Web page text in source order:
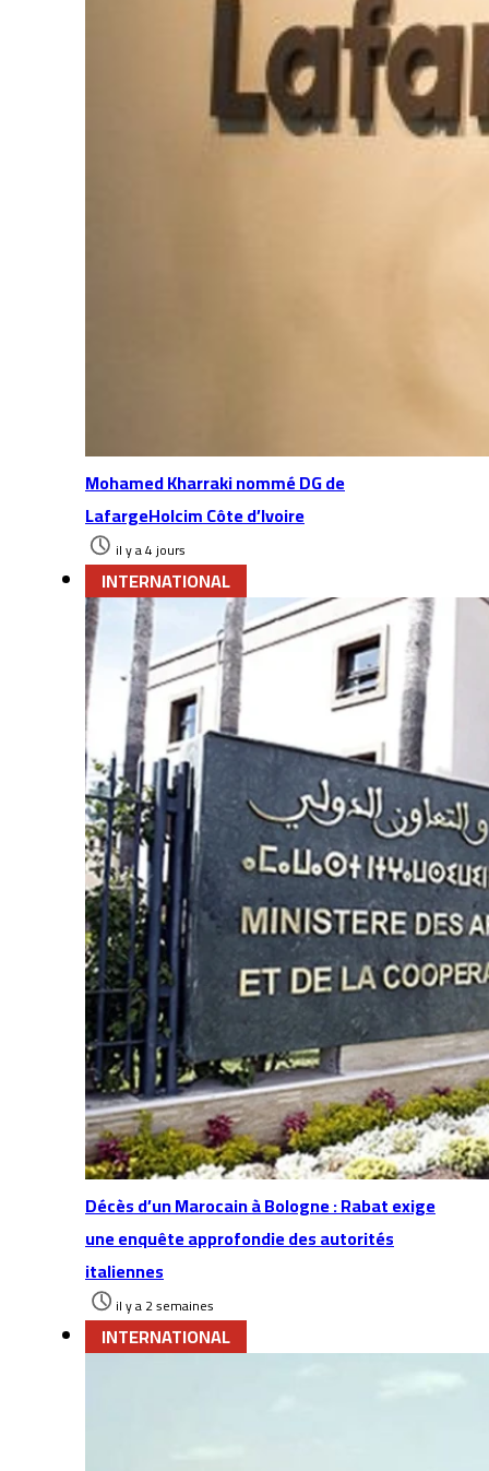
Mohamed Kharraki nommé DG de
LafargeHolcim Côte d’Ivoire
il y a 4 jours
INTERNATIONAL
Décès d’un Marocain à Bologne : Rabat exige
une enquête approfondie des autorités
italiennes
il y a 2 semaines
INTERNATIONAL